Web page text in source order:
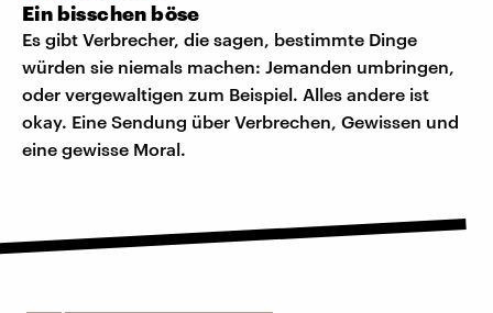
Ein bisschen böse
Es gibt Verbrecher, die sagen, bestimmte Dinge
würden sie niemals machen: Jemanden umbringen,
oder vergewaltigen zum Beispiel. Alles andere ist
okay. Eine Sendung über Verbrechen, Gewissen und
eine gewisse Moral.